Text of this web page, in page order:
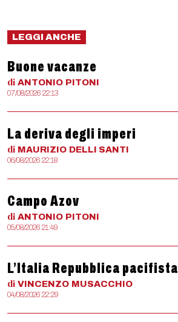
LEGGI ANCHE
Buone vacanze
di ANTONIO PITONI
07/08/2026 22:13
La deriva degli imperi
di MAURIZIO DELLI SANTI
06/08/2026 22:18
Campo Azov
di ANTONIO PITONI
05/08/2026 21:49
L’Italia Repubblica pacifista
di VINCENZO MUSACCHIO
04/08/2026 22:29